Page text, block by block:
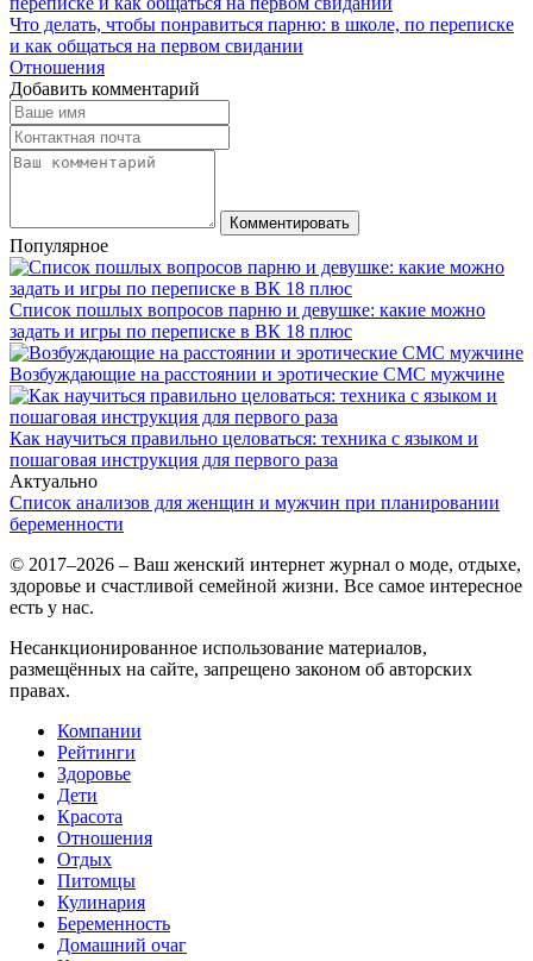
Что делать, чтобы понравиться парню: в школе, по переписке
и как общаться на первом свидании
Отношения
Добавить комментарий
Комментировать
Популярное
Список пошлых вопросов парню и девушке: какие можно
задать и игры по переписке в ВК 18 плюс
Возбуждающие на расстоянии и эротические СМС мужчине
Как научиться правильно целоваться: техника с языком и
пошаговая инструкция для первого раза
Актуально
Список анализов для женщин и мужчин при планировании
беременности
© 2017–2026 – Ваш женский интернет журнал о моде, отдыхе,
здоровье и счастливой семейной жизни. Все самое интересное
есть у нас.
Несанкционированное использование материалов,
размещённых на сайте, запрещено законом об авторских
правах.
Компании
Рейтинги
Здоровье
Дети
Красота
Отношения
Отдых
Питомцы
Кулинария
Беременность
Домашний очаг